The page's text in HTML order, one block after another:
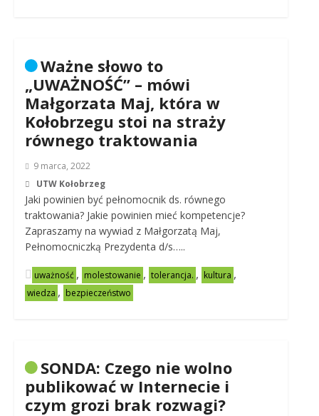
Ważne słowo to
„UWAŻNOŚĆ” – mówi
Małgorzata Maj, która w
Kołobrzegu stoi na straży
równego traktowania
9 marca, 2022
UTW Kołobrzeg
Jaki powinien być pełnomocnik ds. równego
traktowania? Jakie powinien mieć kompetencje?
Zapraszamy na wywiad z Małgorzatą Maj,
Pełnomocniczką Prezydenta d/s…..
uważność , molestowanie , tolerancja. , kultura ,
wiedza , bezpieczeństwo
SONDA: Czego nie wolno
publikować w Internecie i
czym grozi brak rozwagi?